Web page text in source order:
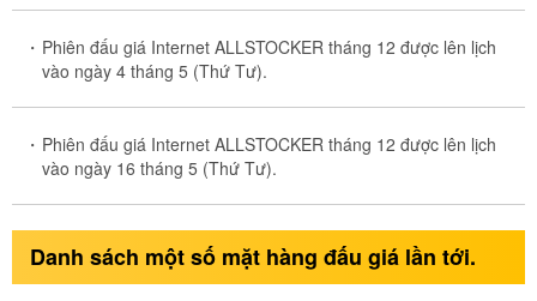
Phiên đấu giá Internet ALLSTOCKER tháng 12 được lên lịch
vào ngày 4 tháng 5 (Thứ Tư).
Phiên đấu giá Internet ALLSTOCKER tháng 12 được lên lịch
vào ngày 16 tháng 5 (Thứ Tư).
Danh sách một số mặt hàng đấu giá lần tới.